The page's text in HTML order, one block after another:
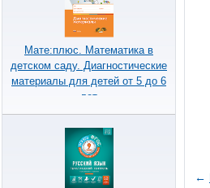
Мате:плюс. Математика в
детском саду. Диагностические
материалы для детей от 5 до 6
лет
←